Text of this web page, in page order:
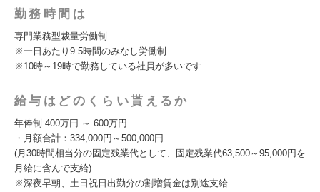
勤務時間は
専門業務型裁量労働制
※一日あたり9.5時間のみなし労働制
※10時～19時で勤務している社員が多いです
給与はどのくらい貰えるか
年俸制 400万円 ～ 600万円
・月額合計：334,000円～500,000円
(月30時間相当分の固定残業代として、固定残業代63,500～95,000円を
月給に含んで支給)
※深夜早朝、土日祝日出勤分の割増賃金は別途支給